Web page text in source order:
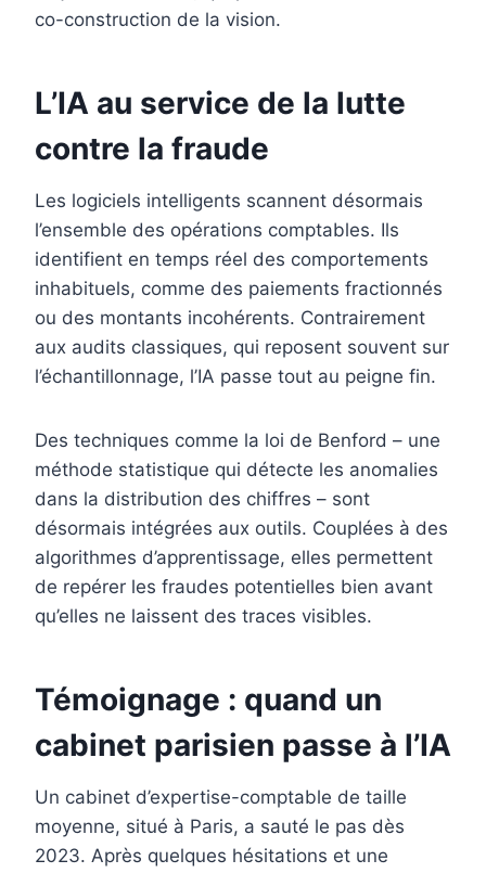
co-construction de la vision.
L’IA au service de la lutte
contre la fraude
Les logiciels intelligents scannent désormais
l’ensemble des opérations comptables. Ils
identifient en temps réel des comportements
inhabituels, comme des paiements fractionnés
ou des montants incohérents. Contrairement
aux audits classiques, qui reposent souvent sur
l’échantillonnage, l’IA passe tout au peigne fin.
Des techniques comme la loi de Benford – une
méthode statistique qui détecte les anomalies
dans la distribution des chiffres – sont
désormais intégrées aux outils. Couplées à des
algorithmes d’apprentissage, elles permettent
de repérer les fraudes potentielles bien avant
qu’elles ne laissent des traces visibles.
Témoignage : quand un
cabinet parisien passe à l’IA
Un cabinet d’expertise-comptable de taille
moyenne, situé à Paris, a sauté le pas dès
2023. Après quelques hésitations et une